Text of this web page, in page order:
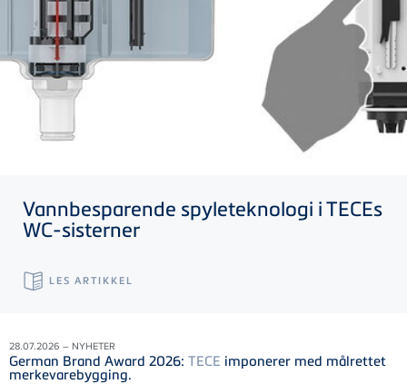
Vannbesparende spyleteknologi iTECEs
WC-sisterner
LES ARTIKKEL
28.07.2026 – NYHETER
German Brand Award 2026: TECE imponerer med målrettet
merkevarebygging.